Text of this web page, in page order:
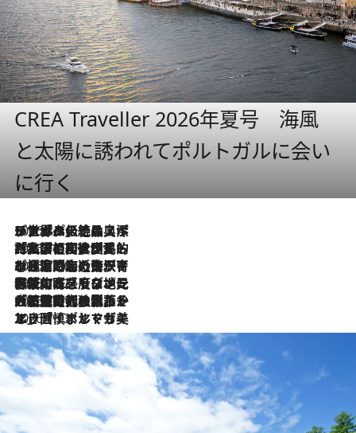
CREA Traveller 2026年夏号 海風
と太陽に誘われてポルトガルに会い
に行く
2026.8.8
リスボンの絶品スイーツ「パステル・デ・ナタ」とは？ポルトガル伝統の奥深い世界へ
2026.7.27
「私の祖国はポルトガル語です」国民的詩人フェルナンド・ペソアと、彼が愛した文学の街を歩く
2026.7.26
ポルトガル近海が育む極上の海の幸。キリリと冷えた白ワインと愉しむ、シーフード専門店の贅沢
2026.7.22
伝統の味をモダンに昇華。高感度な地元客が集う、リスボンの最旬ガストロノミー
2026.7.21
大航海時代の栄華から、震災、独裁、そして革命へ。ポルトガル・首都リスボンの石畳に刻まれた「歴史の光と影」
2026.7.13
エッセイ・ヤマザキマリ「慎ましくも美しき国 ポルトガル」